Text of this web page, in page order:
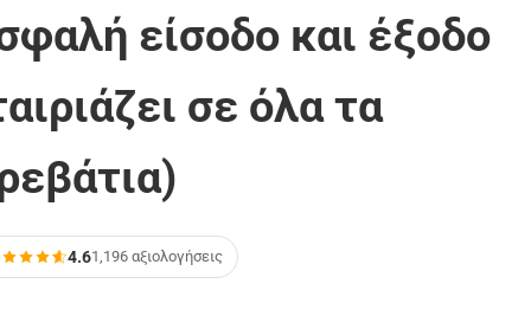
είσοδο και έξοδο
σε όλα τα
4.61,196 αξιολογήσεις